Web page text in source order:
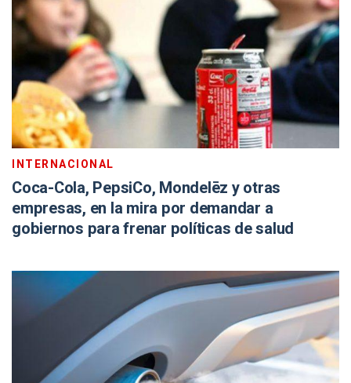
INTERNACIONAL
Coca-Cola, PepsiCo, Mondelēz y otras
empresas, en la mira por demandar a
gobiernos para frenar políticas de salud